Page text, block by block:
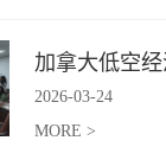
2026-03-24
MORE >